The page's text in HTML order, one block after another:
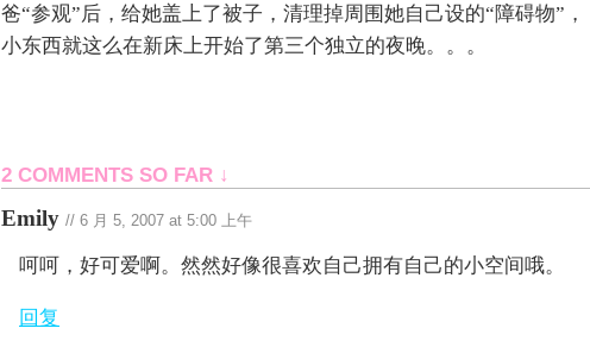
爸“参观”后，给她盖上了被子，清理掉周围她自己设的“障碍物”，
小东西就这么在新床上开始了第三个独立的夜晚。。。
2 COMMENTS SO FAR ↓
Emily // 6 月 5, 2007 at 5:00 上午
呵呵，好可爱啊。然然好像很喜欢自己拥有自己的小空间哦。
回复